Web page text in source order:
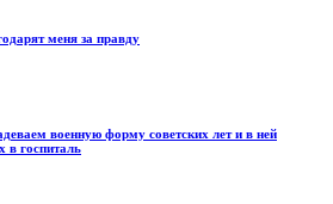
меня за правду
военную форму советских лет и в ней
в госпиталь